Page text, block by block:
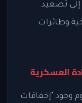
إلى تصعيد
وطائرات
العسكرية
وجود "إخفاقات